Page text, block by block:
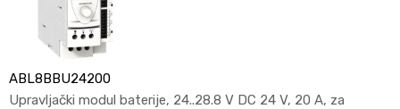
ABL8BBU24200
Upravljački modul baterije, 24..28.8 V DC 24 V, 20 A, za